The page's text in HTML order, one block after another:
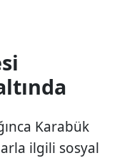
Karabük
ilgili sosyal